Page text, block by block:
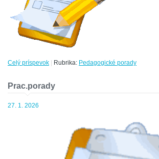
Celý príspevok Rubrika: Pedagogické porady
Prac.porady
27. 1. 2026